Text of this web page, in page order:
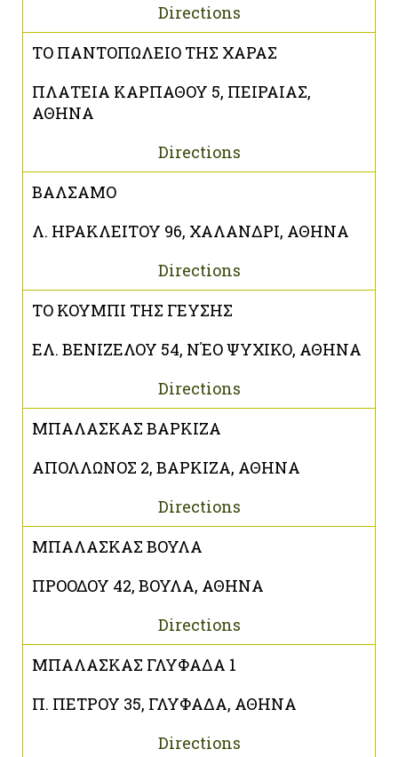
Directions
ΤΟ ΠΑΝΤΟΠΩΛΕΙΟ ΤΗΣ ΧΑΡΑΣ
ΠΛΑΤΕΙΑ ΚΑΡΠΑΘΟΥ 5, ΠΕΙΡΑΙΑΣ,
ΑΘΗΝΑ
Directions
ΒΑΛΣΑΜΟ
Λ. ΗΡΑΚΛΕΙΤΟΥ 96, ΧΑΛΑΝΔΡΙ, ΑΘΗΝΑ
Directions
ΤΟ ΚΟΥΜΠΙ ΤΗΣ ΓΕΥΣΗΣ
ΕΛ. ΒΕΝΙΖΕΛΟΥ 54, ΝΈΟ ΨΥΧΙΚΟ, ΑΘΗΝΑ
Directions
ΜΠΑΛΑΣΚΑΣ ΒΑΡΚΙΖΑ
ΑΠΟΛΛΩΝΟΣ 2, ΒΑΡΚΙΖΑ, ΑΘΗΝΑ
Directions
ΜΠΑΛΑΣΚΑΣ ΒΟΥΛΑ
ΠΡΟΟΔΟΥ 42, ΒΟΥΛΑ, ΑΘΗΝΑ
Directions
ΜΠΑΛΑΣΚΑΣ ΓΛΥΦΑΔΑ 1
Π. ΠΕΤΡΟΥ 35, ΓΛΥΦΑΔΑ, ΑΘΗΝΑ
Directions